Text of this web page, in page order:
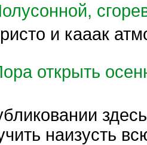
и кааак
открыть
наизусть